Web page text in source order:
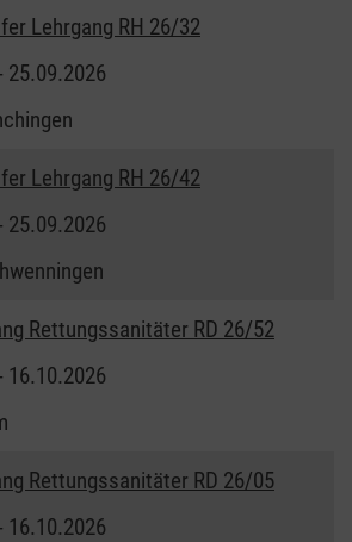
Lehrgang RH 26/32
25.09.2026
Lehrgang RH 26/42
25.09.2026
Rettungssanitäter RD 26/52
16.10.2026
Rettungssanitäter RD 26/05
16.10.2026